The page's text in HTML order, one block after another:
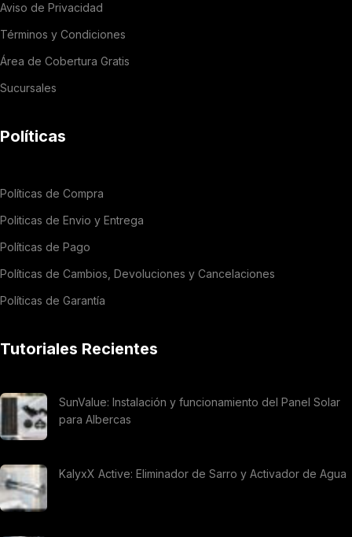
Aviso de Privacidad
Términos y Condiciones
Área de Cobertura Gratis
Sucursales
Políticas
Políticas de Compra
Politicas de Envio y Entrega
Políticas de Pago
Políticas de Cambios, Devoluciones y Cancelaciones
Políticas de Garantía
Tutoriales Recientes
SunValue: Instalación y funcionamiento del Panel Solar
para Albercas
KalyxX Active: Eliminador de Sarro y Activador de Agua